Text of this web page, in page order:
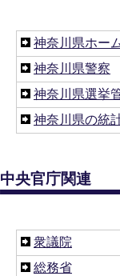
神奈川県ホー
神奈川県警察
神奈川県選挙
神奈川県の統
中央官庁関連
衆議院
総務省